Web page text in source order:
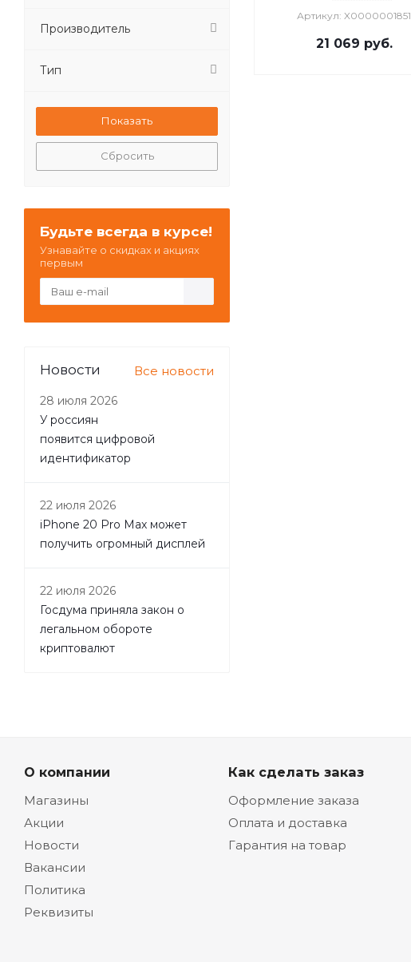
Артикул: X0000001851
21 069 руб.
Производитель
Тип
Сбросить
Будьте всегда в курсе!
Узнавайте о скидках и акциях
первым
Новости Все новости
28 июля 2026
У россиян
появится цифровой
идентификатор
22 июля 2026
iPhone 20 Pro Max может
получить огромный дисплей
22 июля 2026
Госдума приняла закон о
легальном обороте
криптовалют
О компании
Магазины
Акции
Новости
Вакансии
Политика
Реквизиты
Как сделать заказ
Оформление заказа
Оплата и доставка
Гарантия на товар